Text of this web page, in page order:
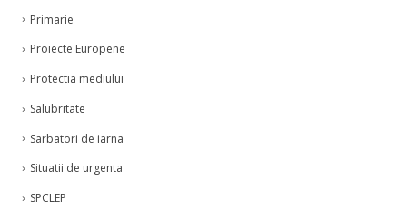
Primarie
Proiecte Europene
Protectia mediului
Salubritate
Sarbatori de iarna
Situatii de urgenta
SPCLEP